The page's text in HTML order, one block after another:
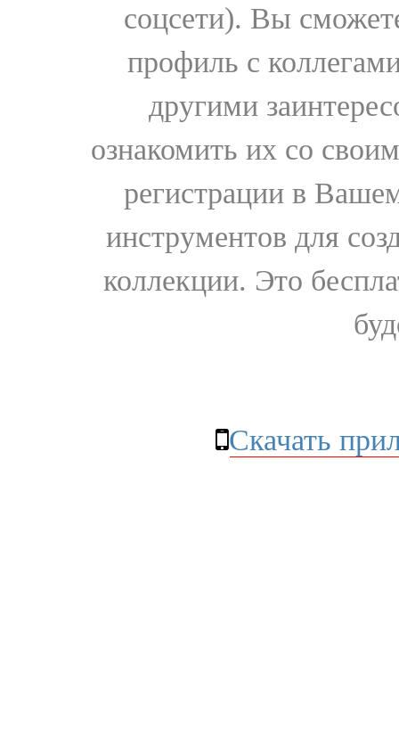
соцсети). Вы
профиль с
другими
ознакомить их со
регистрации в
инструментов для
коллекции. Это
Скачать